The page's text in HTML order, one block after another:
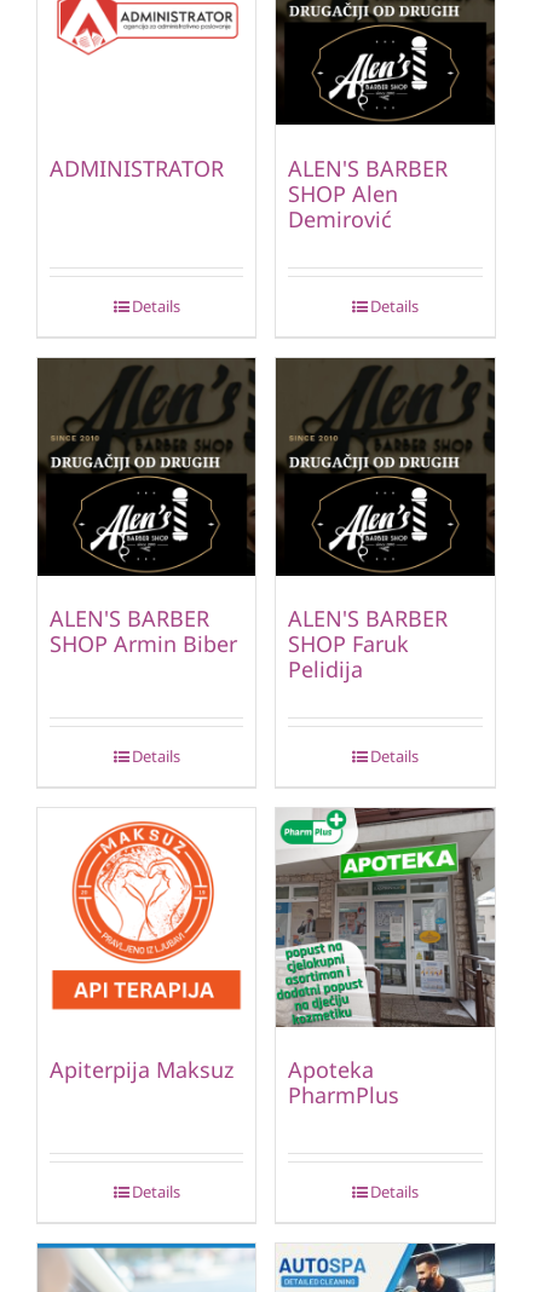
ADMINISTRATOR
Details
ALEN'S BARBER
SHOP Alen
Demirović
Details
ALEN'S BARBER
SHOP Armin Biber
Details
ALEN'S BARBER
SHOP Faruk
Pelidija
Details
Apiterpija Maksuz
Details
Apoteka
PharmPlus
Details